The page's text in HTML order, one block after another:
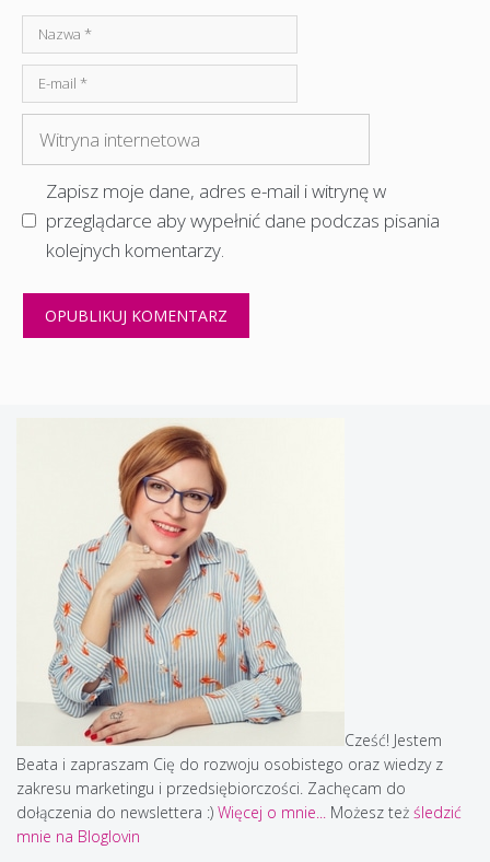
Nazwa
mail
internetowa
Zapisz moje dane, adres e-mail i witrynę w
przeglądarce aby wypełnić dane podczas pisania
kolejnych komentarzy.
Cześć! Jestem
Beata i zapraszam Cię do rozwoju osobistego oraz wiedzy z
zakresu marketingu i przedsiębiorczości. Zachęcam do
dołączenia do newslettera :) Więcej o mnie... Możesz też śledzić
mnie na Bloglovin